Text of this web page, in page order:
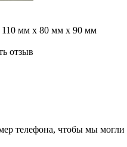
110 мм x 80 мм x 90 мм
отзыв
телефона, чтобы мы могли